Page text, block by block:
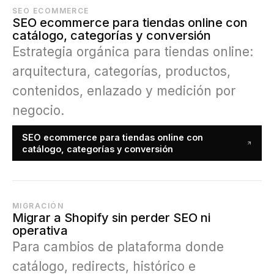
SEO ECOMMERCE
SEO ecommerce para tiendas online con
catálogo, categorías y conversión
Estrategia orgánica para tiendas online:
arquitectura, categorías, productos,
contenidos, enlazado y medición por
negocio.
SEO ecommerce para tiendas online con
catálogo, categorías y conversión
MIGRACIÓN
Migrar a Shopify sin perder SEO ni
operativa
Para cambios de plataforma donde
catálogo, redirects, histórico e